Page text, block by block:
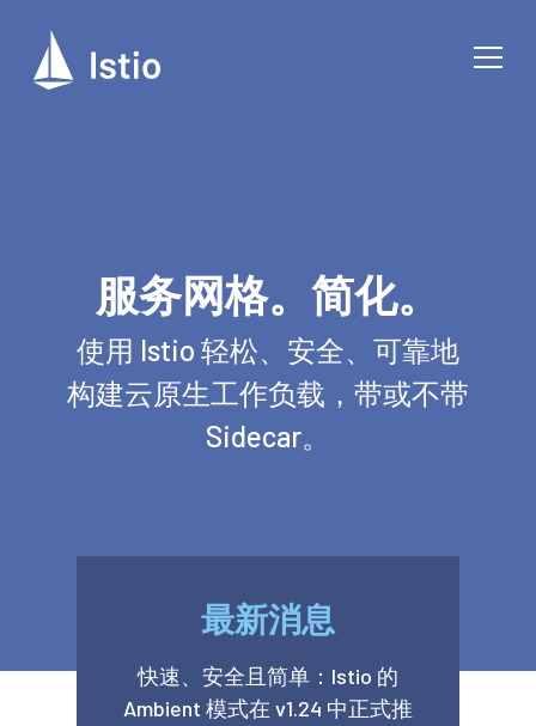
服务网格。简化。
使用 Istio 轻松、安全、可靠地
构建云原生工作负载，带或不带
Sidecar。
最新消息
快速、安全且简单：Istio 的
Ambient 模式在 v1.24 中正式推